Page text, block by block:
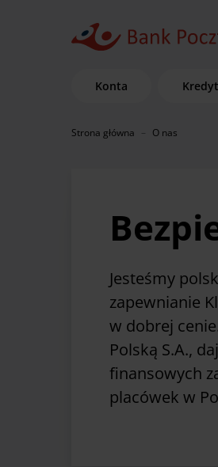
Konta
Strona główna O nas
Jesteśmy
zapewnianie
w dobrej
Polską S.A.,
finansowych
placówek w